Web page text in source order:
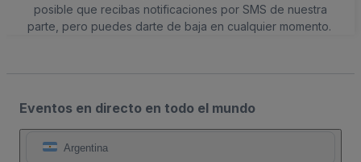
posible que recibas notificaciones por SMS de nuestra
parte, pero puedes darte de baja en cualquier momento.
Eventos en directo en todo el mundo
Argentina